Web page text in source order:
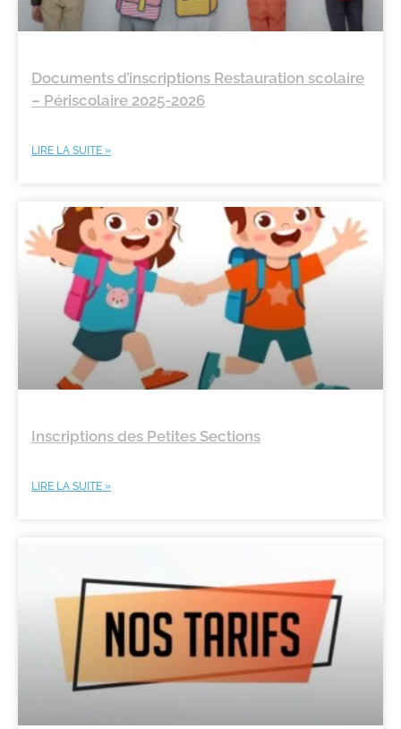
Documents d’inscriptions Restauration scolaire
– Périscolaire 2025-2026
LIRE LA SUITE »
Inscriptions des Petites Sections
LIRE LA SUITE »